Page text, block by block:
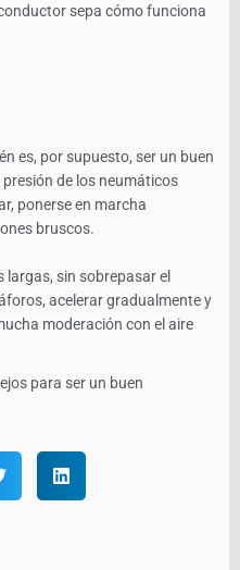
sepa cómo funciona
es, por supuesto, ser un buen
de los neumáticos
ponerse en marcha
bruscos.
sin sobrepasar el
acelerar gradualmente y
moderación con el aire
para ser un buen